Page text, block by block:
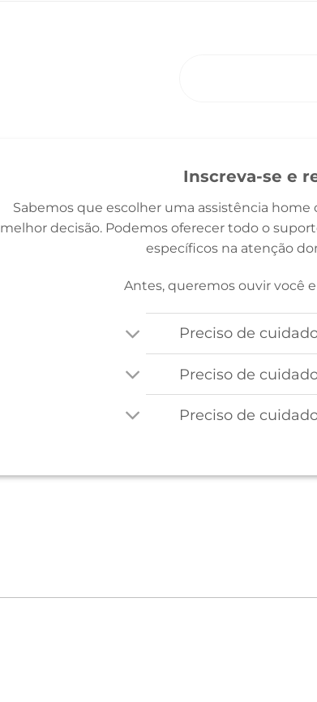
Inscreva-se e
Sabemos que escolher uma assistência home
melhor decisão. Podemos oferecer todo o
específicos na atenção
Antes, queremos ouvir você
Preciso de
Preciso de
Preciso de